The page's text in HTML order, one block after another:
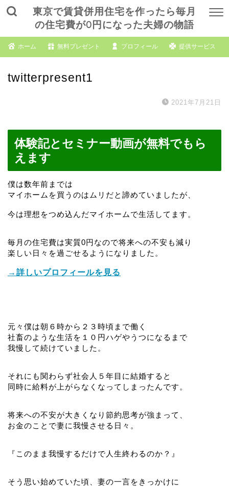
東京で賃貸併用住宅を作ったら毎月
の住宅費が0円になった夫婦の物語
ホーム 無料プレゼント プロフィール 提供サービス
twitterpresent1
2021年7月21日
体験記とセミナー動画が無料でもら
えます
僕は数年前までは
マイホームを買うのはムリだと諦めていましたが、
今は理想をつめ込んだマイホームで生活してます。
毎月の住宅費は実質0円なので将来への不安も減り
楽しい日々を過ごせるようになりました。
→詳しいプロフィールを見る
元々僕は朝６時から２３時頃まで働く
社畜のような生活を１０円ハゲやうつになるまで
我慢して続けていました。
それにも関わらず社会人５年目に結婚すると
同時に給料が上がらなくなってしまったんです。
将来への不安が大きくなり節約思考が強まって、
お金のことで妻に我慢させる日々。
『このまま我慢するだけで人生終わるのか？』
そう思い始めていた頃、妻の一言をきっかけに